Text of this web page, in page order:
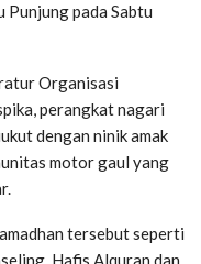
Punjung pada Sabtu
Organisasi
perangkat nagari
dengan ninik amak
motor gaul yang
tersebut seperti